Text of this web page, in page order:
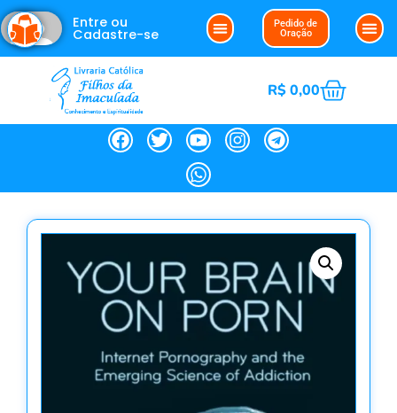
Entre ou
Cadastre-se
Pedido de
Oração
R$0,00